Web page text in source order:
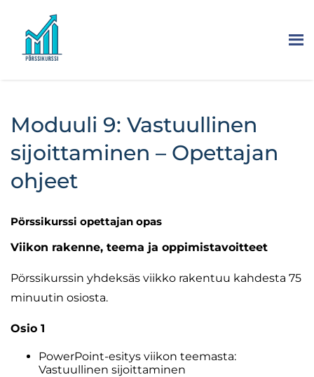
Moduuli 9: Vastuullinen
sijoittaminen – Opettajan
ohjeet
Pörssikurssi opettajan opas
Viikon rakenne, teema ja oppimistavoitteet
Pörssikurssin yhdeksäs viikko rakentuu kahdesta 75
minuutin osiosta.
Osio 1
PowerPoint-esitys viikon teemasta:
Vastuullinen sijoittaminen